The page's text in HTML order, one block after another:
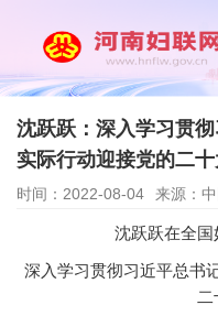
沈跃跃：深入学习贯
实际行动迎接党的二
时间：2022-08-04 来源：
沈跃跃在全
深入学习贯彻习近平总书